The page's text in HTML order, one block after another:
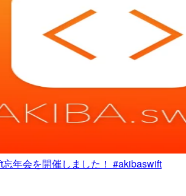
年会を開催しました！ #akibaswift